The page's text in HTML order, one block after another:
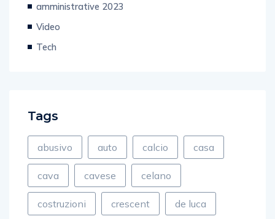
amministrative 2023
Video
Tech
Tags
abusivo auto calcio casa
cava cavese celano
costruzioni crescent de luca